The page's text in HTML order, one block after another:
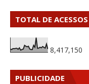
TOTAL DE
8,417,150
PUBLICIDADE